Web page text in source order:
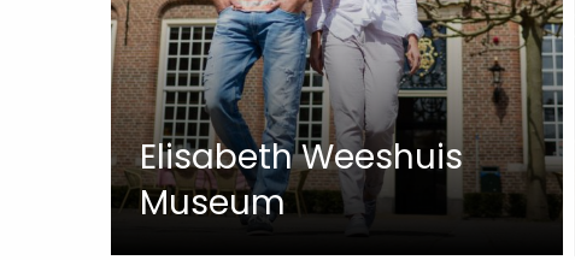
Elisabeth Weeshuis
Museum